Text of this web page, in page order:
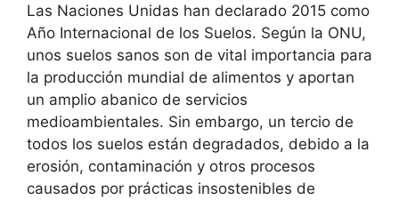
Las Naciones Unidas han declarado 2015 como
Año Internacional de los Suelos. Según la ONU,
unos suelos sanos son de vital importancia para
la producción mundial de alimentos y aportan
un amplio abanico de servicios
medioambientales. Sin embargo, un tercio de
todos los suelos están degradados, debido a la
erosión, contaminación y otros procesos
causados por prácticas insostenibles de